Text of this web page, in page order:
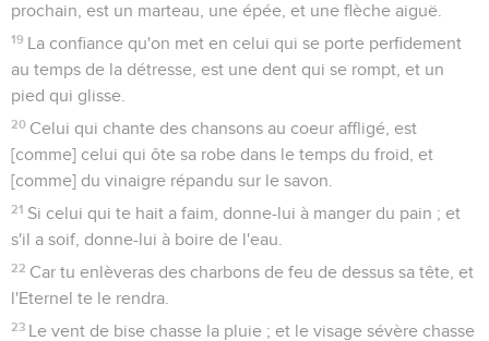
prochain, est un marteau, une épée, et une flèche aiguë.
19 La confiance qu'on met en celui qui se porte perfidement
au temps de la détresse, est une dent qui se rompt, et un
pied qui glisse.
20 Celui qui chante des chansons au coeur affligé, est
[comme] celui qui ôte sa robe dans le temps du froid, et
[comme] du vinaigre répandu sur le savon.
21 Si celui qui te hait a faim, donne-lui à manger du pain ; et
s'il a soif, donne-lui à boire de l'eau.
22 Car tu enlèveras des charbons de feu de dessus sa tête, et
l'Eternel te le rendra.
23 Le vent de bise chasse la pluie ; et le visage sévère chasse